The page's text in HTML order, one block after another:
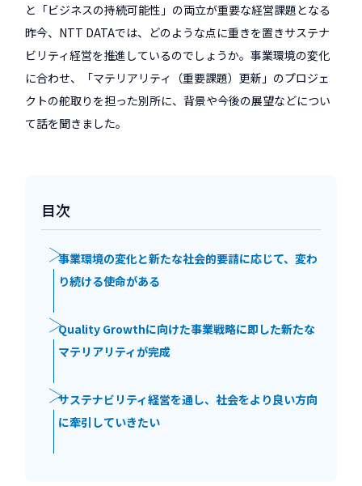
と「ビジネスの持続可能性」の両立が重要な経営課題となる
昨今、NTT DATAでは、どのような点に重きを置きサステナ
ビリティ経営を推進しているのでしょうか。事業環境の変化
に合わせ、「マテリアリティ（重要課題）更新」のプロジェ
クトの舵取りを担った別所に、背景や今後の展望などについ
て話を聞きました。
目次
事業環境の変化と新たな社会的要請に応じて、変わ
り続ける使命がある
Quality Growthに向けた事業戦略に即した新たな
マテリアリティが完成
サステナビリティ経営を通し、社会をより良い方向
に牽引していきたい